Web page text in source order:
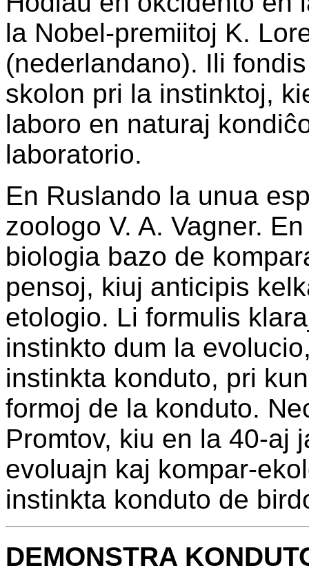
la Nobel-premiitoj K.
(nederlandano). Ili
skolon pri la instinktoj,
laboro en naturaj
laboratorio.
En Ruslando la unua
zoologo V. A. Vagner.
biologia bazo de
pensoj, kiuj anticipis
etologio. Li formulis
instinkto dum la
instinkta konduto, pri
formoj de la konduto.
Promtov, kiu en la 40-aj
evoluajn kaj kompar-
instinkta konduto de
DEMONSTRA